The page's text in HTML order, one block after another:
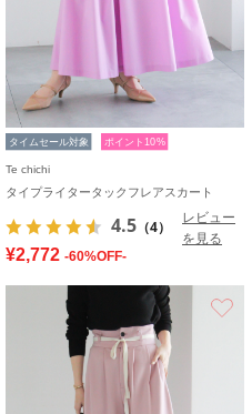
タイムセール対象 ポイント10%
Te chichi
タイプライタータックフレアスカート
4.5 （4）
レビュー
を見る
¥2,772 -60%OFF-